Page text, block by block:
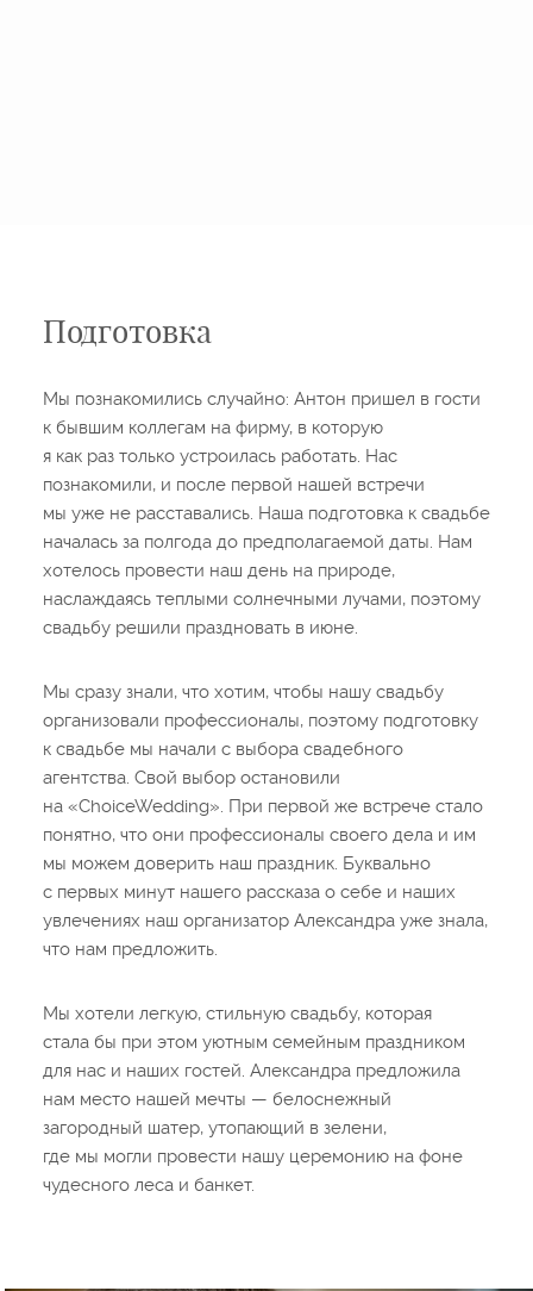
Подготовка
Мы познакомились случайно: Антон пришел в гости
к бывшим коллегам на фирму, в которую
я как раз только устроилась работать. Нас
познакомили, и после первой нашей встречи
мы уже не расставались. Наша подготовка к свадьбе
началась за полгода до предполагаемой даты. Нам
хотелось провести наш день на природе,
наслаждаясь теплыми солнечными лучами, поэтому
свадьбу решили праздновать в июне.
Мы сразу знали, что хотим, чтобы нашу свадьбу
организовали профессионалы, поэтому подготовку
к свадьбе мы начали с выбора свадебного
агентства. Свой выбор остановили
на «ChoiceWedding». При первой же встрече стало
понятно, что они профессионалы своего дела и им
мы можем доверить наш праздник. Буквально
с первых минут нашего рассказа о себе и наших
увлечениях наш организатор Александра уже знала,
что нам предложить.
Мы хотели легкую, стильную свадьбу, которая
стала бы при этом уютным семейным праздником
для нас и наших гостей. Александра предложила
нам место нашей мечты — белоснежный
загородный шатер, утопающий в зелени,
где мы могли провести нашу церемонию на фоне
чудесного леса и банкет.